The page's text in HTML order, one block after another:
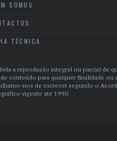
SOMOS
TÉCNICA
a reprodução integral ou parcial de
conteúdo para qualquer finalidade ou
nos de escrever segundo o
vigente até 1990.